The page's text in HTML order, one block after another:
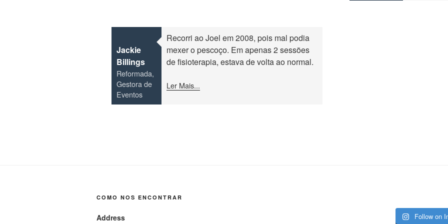
Jackie
Billings
Reformada,
Gestora de
Eventos
Recorri ao Joel em 2008, pois mal podia
mexer o pescoço. Em apenas 2 sessões
de fisioterapia, estava de volta ao normal.
Ler Mais...
COMO NOS ENCONTRAR
Address
Follow on